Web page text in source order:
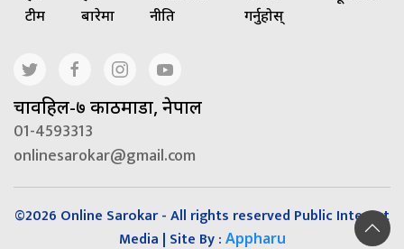
टीम
बारेमा
नीति
गर्नुहोस्
चावहिल-७ काठमाडौं, नेपाल
01-4593313
onlinesarokar@gmail.com
©2026 Online Sarokar - All rights reserved Public Interest
Media | Site By : Appharu